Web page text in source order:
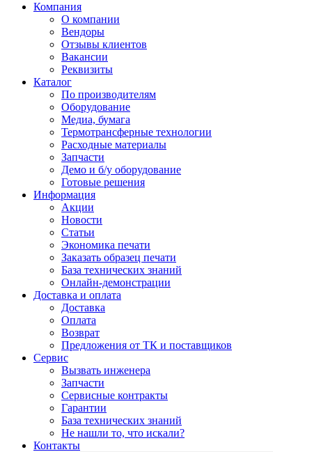
Компания
О компании
Вендоры
Отзывы клиентов
Вакансии
Реквизиты
Каталог
По производителям
Оборудование
Медиа, бумага
Термотрансферные технологии
Расходные материалы
Запчасти
Демо и б/у оборудование
Готовые решения
Информация
Акции
Новости
Статьи
Экономика печати
Заказать образец печати
База технических знаний
Онлайн-демонстрации
Доставка и оплата
Доставка
Оплата
Возврат
Предложения от ТК и поставщиков
Сервис
Вызвать инженера
Запчасти
Сервисные контракты
Гарантии
База технических знаний
Не нашли то, что искали?
Контакты